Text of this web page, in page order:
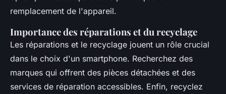
remplacement de l'appareil.
Importance des réparations et du recyclage
Les réparations et le recyclage jouent un rôle crucial
dans le choix d'un smartphone. Recherchez des
marques qui offrent des pièces détachées et des
services de réparation accessibles. Enfin, recyclez